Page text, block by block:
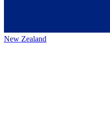
New Zealand